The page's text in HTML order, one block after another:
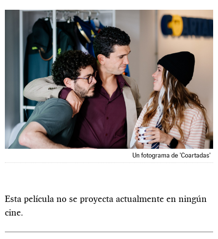
Un fotograma de 'Coartadas'
Esta película no se proyecta actualmente en ningún
cine.